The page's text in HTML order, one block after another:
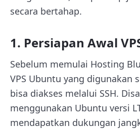
secara bertahap.
1. Persiapan Awal
Sebelum memulai Hosting
VPS Ubuntu yang digunakan
bisa diakses melalui SSH.
menggunakan Ubuntu versi
mendapatkan dukungan